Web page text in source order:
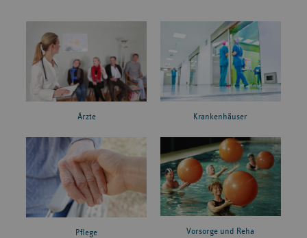
Ärzte Krankenhäuser
Pflege Vorsorge und Reha